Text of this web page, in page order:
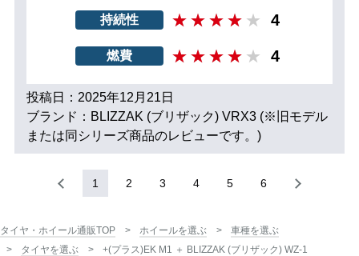
持続性 4
燃費 4
投稿日：2025年12月21日
ブランド：BLIZZAK (ブリザック) VRX3 (※旧モデル
または同シリーズ商品のレビューです。)
1 2 3 4 5 6
タイヤ・ホイール通販TOP ホイールを選ぶ
車種を選ぶ
タイヤを選ぶ
+(プラス)EK M1 ＋ BLIZZAK (ブリザック) WZ-1